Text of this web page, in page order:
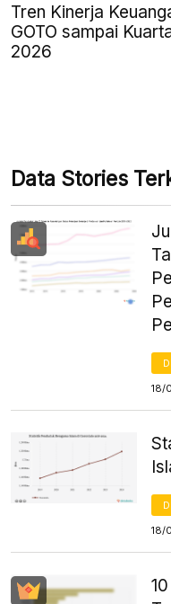
Tren Kinerja
GOTO sampai
2026
Data Stories
18/
18/